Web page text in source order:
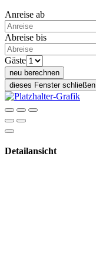
Anreise ab
Abreise bis
Gäste
neu berechnen
dieses Fenster schließen
Detailansicht